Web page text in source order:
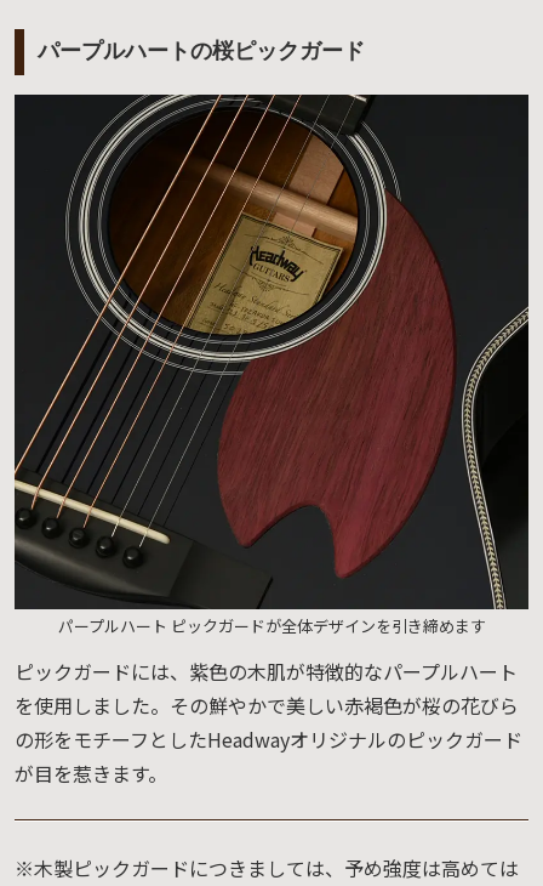
パープルハートの桜ピックガード
パープルハート ピックガードが全体デザインを引き締めます
ピックガードには、紫色の木肌が特徴的なパープルハート
を使用しました。その鮮やかで美しい赤褐色が桜の花びら
の形をモチーフとしたHeadwayオリジナルのピックガード
が目を惹きます。
※木製ピックガードにつきましては、予め強度は高めては